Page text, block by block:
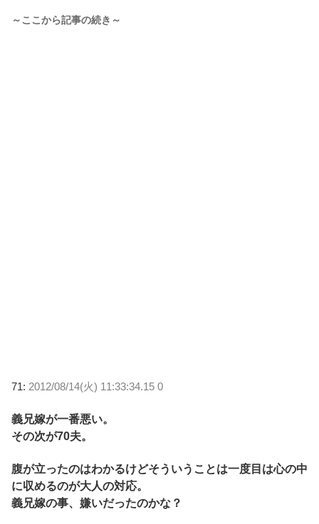
～ここから記事の続き～
71: 2012/08/14(火) 11:33:34.15 0
義兄嫁が一番悪い。
その次が70夫。
腹が立ったのはわかるけどそういうことは一度目は心の中
に収めるのが大人の対応。
義兄嫁の事、嫌いだったのかな？